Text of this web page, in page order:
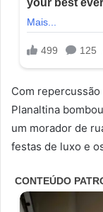
Com
Planaltina
um morador de
festas de luxo e